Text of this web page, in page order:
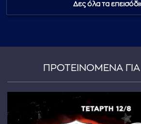
Δες όλα τα
ΠΡΟΤΕΙΝΟΜΕΝΑ